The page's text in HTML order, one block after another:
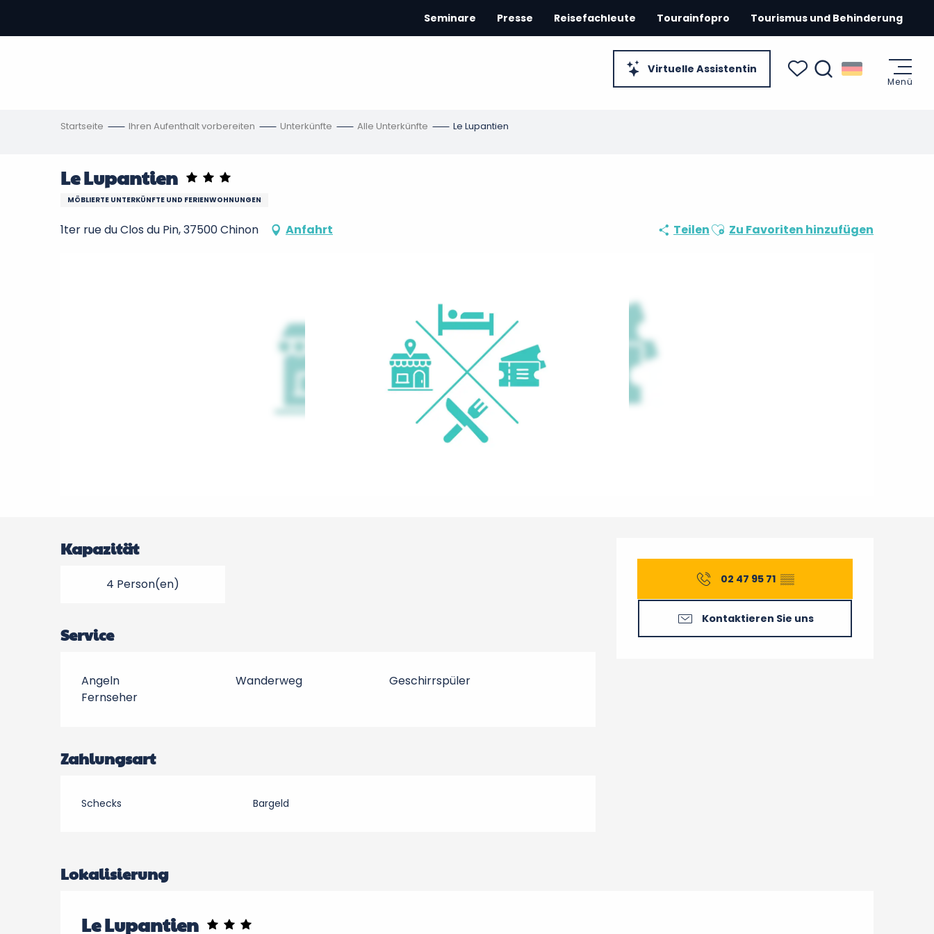
contenu
Virtuelle Assistentin
Seminare Presse Reisefachleute Tourainfopro Tourismus und Behinderung
Menü
Startseite Ihren Aufenthalt vorbereiten Unterkünfte Alle Unterkünfte Le Lupantien
Le Lupantien
MÖBLIERTE UNTERKÜNFTE UND FERIENWOHNUNGEN
1ter rue du Clos du Pin, 37500 Chinon Anfahrt TeilenAjouter aux favoris
Zu Favoriten hinzufügen
Öffnungszeiten &
02 47 95 71 ▒▒
Kontaktieren Sie uns
Kapazität
4 Person(en)
Service
Angeln Wanderweg
Geschirrspüler
Fernseher
Zahlungsart
Schecks Bargeld
Lokalisierung
Le Lupantien